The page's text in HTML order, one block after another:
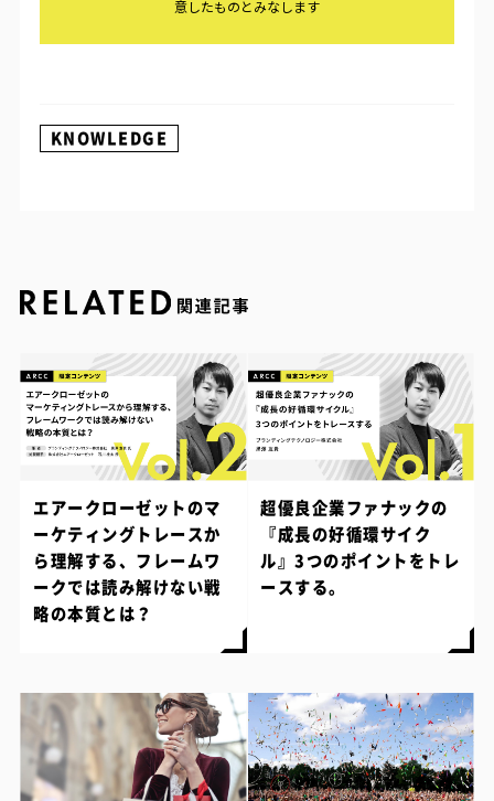
KNOWLEDGE
エアークローゼットのマ
ーケティングトレースか
ら理解する、フレームワ
ークでは読み解けない戦
略の本質とは？
超優良企業ファナックの
『成長の好循環サイク
ル』3つのポイントをトレ
ースする。